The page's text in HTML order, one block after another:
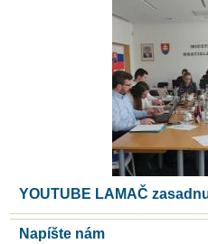
YOUTUBE LAMAČ
Napíšte nám